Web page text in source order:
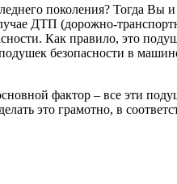
поколения? Тогда Вы
ДТП (дорожно-
Как правило, это
безопасности в
фактор – все эти
это грамотно, в